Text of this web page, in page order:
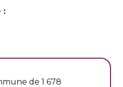
:
de 1 678